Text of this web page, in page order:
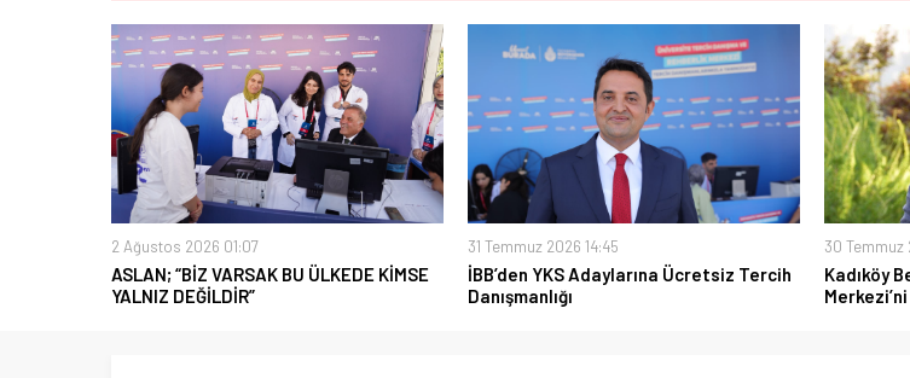
2 Ağustos 2026 01:07
ASLAN; “BİZ VARSAK BU ÜLKEDE KİMSE
YALNIZ DEĞİLDİR”
31 Temmuz 2026 14:45
İBB’den YKS Adaylarına Ücretsiz Tercih
Danışmanlığı
30 Temmuz
Kadıköy